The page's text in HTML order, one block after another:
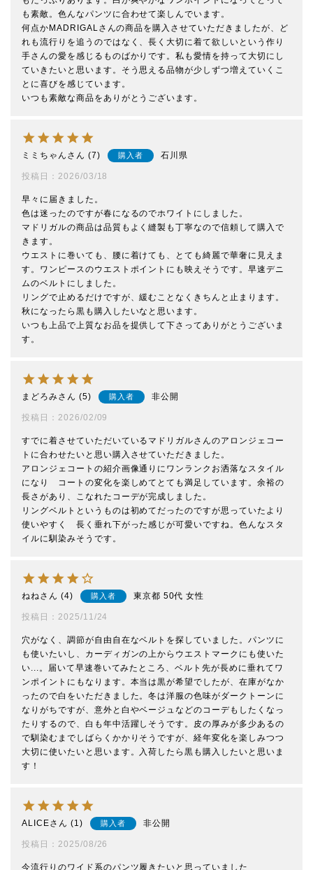
も素敵。色んなパンツに合わせて楽しんでいます。
何点かMADRIGALさんの商品を購入させていただきましたが、ど
れも流行りを追うのではなく、長く大切に着て欲しいという作り
手さんの愛を感じるものばかりです。私も愛情を持って大切にし
ていきたいと思います。そう思える品物が少しずつ増えていくこ
とに喜びを感じています。
いつも素敵な商品をありがとうございます。
ミミちゃん 7 購入者 石川県
投稿日 2026/03/18
早々に届きました。
色は迷ったのですが春になるのでホワイトにしました。
マドリガルの商品は品質もよく縫製も丁寧なので信頼して購入で
きます。
ウエストに巻いても、腰に着けても、とても綺麗で華奢に見えま
す。ワンピースのウエストポイントにも映えそうです。早速デニ
ムのベルトにしました。
リングで止めるだけですが、緩むことなくきちんと止まります。
秋になったら黒も購入したいなと思います。
いつも上品で上質なお品を提供して下さってありがとうございま
す。
まどろみ 5 購入者 非公開
投稿日 2026/02/09
すでに着させていただいているマドリガルさんのアロンジェコー
トに合わせたいと思い購入させていただきました。
アロンジェコートの紹介画像通りにワンランクお洒落なスタイル
になり　コートの変化を楽しめてとても満足しています。余裕の
長さがあり、こなれたコーデが完成しました。
リングベルトというものは初めてだったのですが思っていたより
使いやすく　長く垂れ下がった感じが可愛いですね。色んなスタ
ねね 4 購入者 東京都 50代 女性
投稿日 2025/11/24
穴がなく、調節が自由自在なベルトを探していました。パンツに
も使いたいし、カーディガンの上からウエストマークにも使いた
い...。届いて早速巻いてみたところ、ベルト先が長めに垂れてワ
ンポイントにもなります。本当は黒が希望でしたが、在庫がなか
ったので白をいただきました。冬は洋服の色味がダークトーンに
なりがちですが、意外と白やベージュなどのコーデもしたくなっ
たりするので、白も年中活躍しそうです。皮の厚みが多少あるの
で馴染むまでしばらくかかりそうですが、経年変化を楽しみつつ
大切に使いたいと思います。入荷したら黒も購入したいと思いま
す！
ALICE 1 購入者 非公開
投稿日 2025/08/26
今流行りのワイド系のパンツ履きたいと思っていました